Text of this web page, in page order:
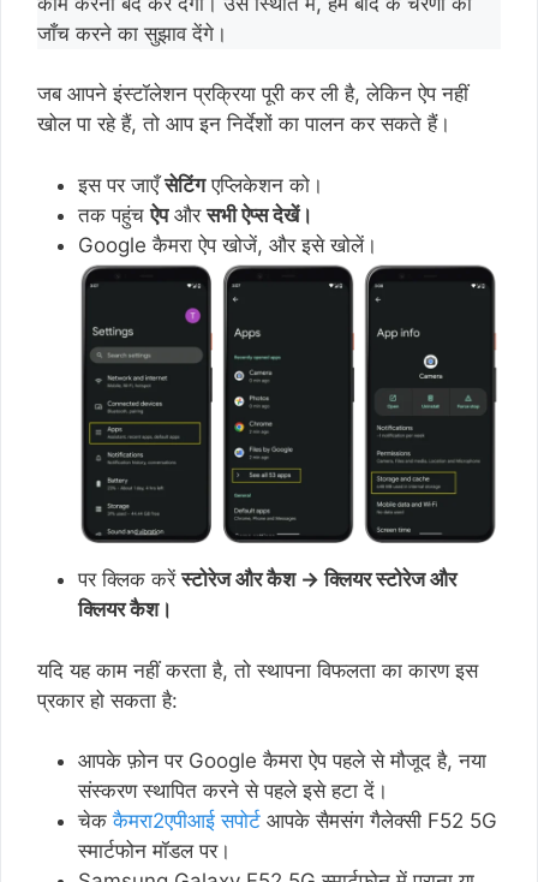
जाँच करने का सुझाव देंगे।
जब आपने इंस्टॉलेशन प्रक्रिया पूरी कर ली है, लेकिन ऐप नहीं
खोल पा रहे हैं, तो आप इन निर्देशों का पालन कर सकते हैं।
इस पर जाएँसेटिंगएप्लिकेशन को।
तक पहुंचऐपऔरसभी ऐप्स देखें।
Google कैमरा ऐप खोजें, और इसे खोलें।
पर क्लिक करेंस्टोरेज और कैश → क्लियर स्टोरेज और
क्लियर कैश।
यदि यह काम नहीं करता है, तो स्थापना विफलता का कारण इस
प्रकार हो सकता है:
आपके फ़ोन पर Google कैमरा ऐप पहले से मौजूद है, नया
संस्करण स्थापित करने से पहले इसे हटा दें।
चेककैमरा2एपीआई सपोर्ट आपके सैमसंग गैलेक्सी F52 5G
स्मार्टफोन मॉडल पर।